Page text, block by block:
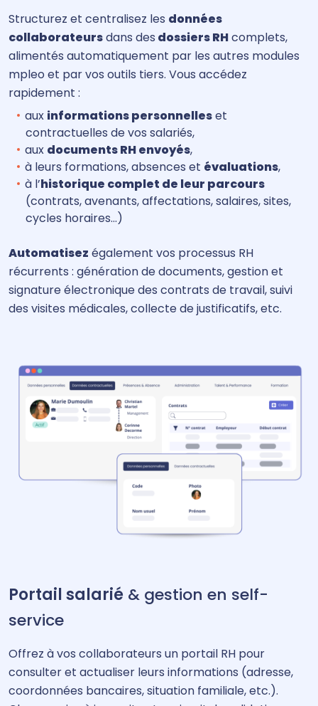
Structurez et centralisez les données
collaborateursdans des dossiers RHcomplets,
alimentés automatiquement par les autres modules
mpleo et par vos outils tiers. Vous accédez
rapidement :
aux informations personnelleset
contractuelles de vos salariés,
aux documents RH envoyés,
à leurs formations, absences et évaluations,
à l’historique complet de leur parcours
(contrats, avenants, affectations, salaires, sites,
cycles horaires…)
Automatisez également vos processus RH
récurrents : génération de documents, gestion et
signature électronique des contrats de travail, suivi
des visites médicales, collecte de justificatifs, etc.
Portail salarié & gestion en self-
service
Offrez à vos collaborateurs un portail RH pour
consulter et actualiser leurs informations (adresse,
coordonnées bancaires, situation familiale, etc.).